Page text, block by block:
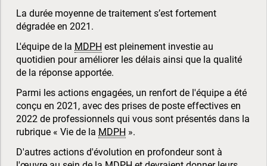
La durée moyenne de traitement s’est fortement
dégradée en 2021.
L'équipe de la MDPH est pleinement investie au
quotidien pour améliorer les délais ainsi que la qualité
de la réponse apportée.
Parmi les actions engagées, un renfort de l'équipe a été
conçu en 2021, avec des prises de poste effectives en
2022 de professionnels qui vous sont présentés dans la
rubrique « Vie de la MDPH ».
D'autres actions d'évolution en profondeur sont à